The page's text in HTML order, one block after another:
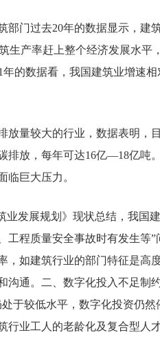
部门过去20年的数据显示，建
生产率赶上整个经济发展水
年的数据看，我国建筑业增速
放量较大的行业，数据表明，
排放，每年可达16亿—18亿吨
临巨大压力。
业发展规划》现状总结，我国
程质量安全事故时有发生等
如建筑行业的部门特征是高
沟通。二、数字化投入不足制
于较低水平，数字化投资仍
业工人的老龄化及复合型人